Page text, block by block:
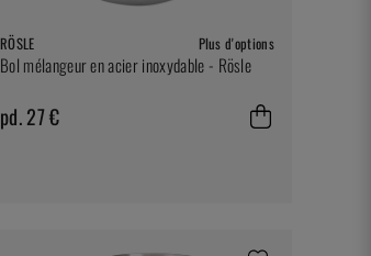
RÖSLE Plus d'options
Bol mélangeur en acier inoxydable - Rösle
pd. 27 €